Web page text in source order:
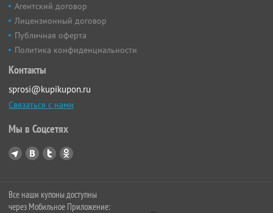
Агентский договор
Лицензионный договор
Публичная оферта
Политика конфиденциальности
Контакты
sprosi@kupikupon.ru
Связаться с нами
Мы в Соцсетях
Все наши купоны доступны
через Мобильное Приложение: